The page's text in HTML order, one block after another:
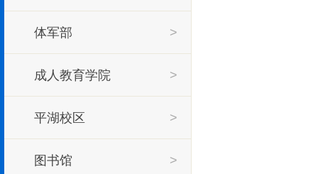
体军部 >
成人教育学院 >
平湖校区 >
图书馆 >